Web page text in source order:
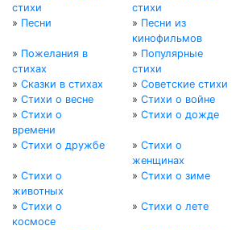
стихи
стихи
» Песни » Песни из
кинофильмов
» Пожелания в
стихах
» Популярные
стихи
» Сказки в стихах » Советские стихи
» Стихи о весне » Стихи о войне
» Стихи о
времени
» Стихи о дожде
» Стихи о дружбе » Стихи о
женщинах
» Стихи о
животных
» Стихи о зиме
» Стихи о
космосе
» Стихи о лете